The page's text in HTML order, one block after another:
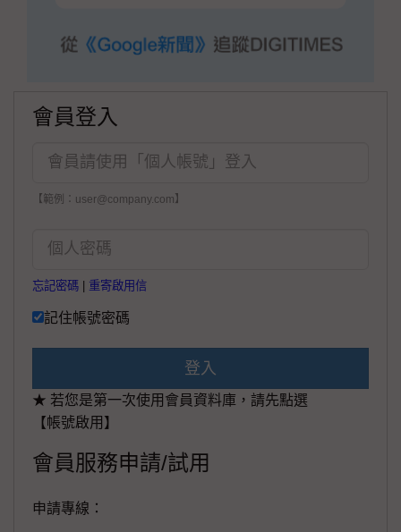
會員登入
【範例：user@company.com】
忘記密碼 重寄啟用信
記住帳號密碼
登入
★ 若您是第一次使用會員資料庫，請先點選
【帳號啟用】
會員服務申請/試用
申請專線：